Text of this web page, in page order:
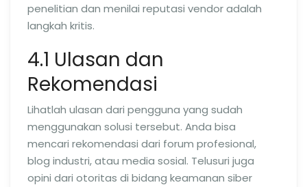
penelitian dan menilai reputasi vendor adalah
langkah kritis.
4.1 Ulasan dan
Rekomendasi
Lihatlah ulasan dari pengguna yang sudah
menggunakan solusi tersebut. Anda bisa
mencari rekomendasi dari forum profesional,
blog industri, atau media sosial. Telusuri juga
opini dari otoritas di bidang keamanan siber